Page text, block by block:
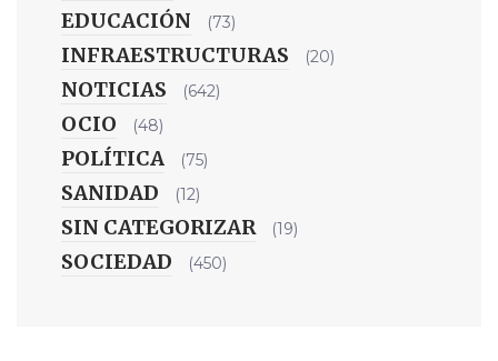
EDUCACIÓN (73)
INFRAESTRUCTURAS (20)
NOTICIAS (642)
OCIO (48)
POLÍTICA (75)
SANIDAD (12)
SIN CATEGORIZAR (19)
SOCIEDAD (450)